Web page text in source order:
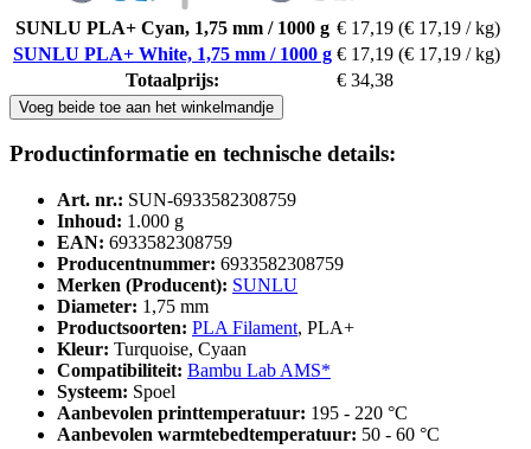
SUNLU PLA+ Cyan, 1,75 mm / 1000 g € 17,19 (€ 17,19 / kg)
SUNLU PLA+ White, 1,75 mm / 1000 g € 17,19 (€ 17,19 / kg)
Totaalprijs:
€ 34,38
Voeg beide toe aan het winkelmandje
Productinformatie en technische details:
Art. nr.: SUN-6933582308759
Inhoud: 1.000 g
EAN: 6933582308759
Producentnummer: 6933582308759
Merken (Producent): SUNLU
Diameter: 1,75 mm
Productsoorten: PLA Filament, PLA+
Kleur: Turquoise, Cyaan
Compatibiliteit: Bambu Lab AMS*
Systeem: Spoel
Aanbevolen printtemperatuur: 195 - 220 °C
Aanbevolen warmtebedtemperatuur: 50 - 60 °C